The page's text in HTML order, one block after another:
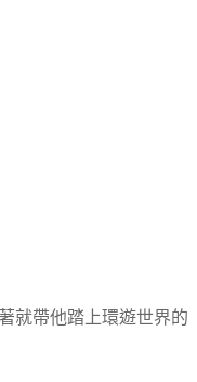
就帶他踏上環遊世界的